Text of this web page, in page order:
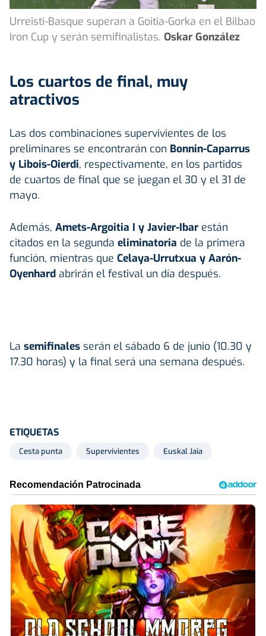
Urreisti-Basque superan a Goitia-Gorka en el Bilbao
Iron Cup y serán semifinalistas. Oskar González
Los cuartos de final, muy
atractivos
Las dos combinaciones supervivientes de los
preliminares se encontrarán con Bonnin-Caparrus
y Libois-Oierdi, respectivamente, en los partidos
de cuartos de final que se juegan el 30 y el 31 de
mayo.
Además, Amets-Argoitia I y Javier-Ibar están
citados en la segunda eliminatoria de la primera
función, mientras que Celaya-Urrutxua y Aarón-
Oyenhard abrirán el festival un día después.
La semifinales serán el sábado 6 de junio (10.30 y
17.30 horas) y la final será una semana después.
ETIQUETAS
Cesta punta Supervivientes Euskal Jaia